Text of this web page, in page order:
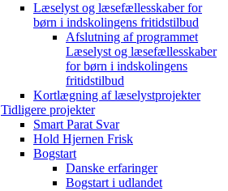
Læselyst og læsefællesskaber for
børn i indskolingens fritidstilbud
Afslutning af programmet
Læselyst og læsefællesskaber
for børn i indskolingens
fritidstilbud
Kortlægning af læselystprojekter
Tidligere projekter
Smart Parat Svar
Hold Hjernen Frisk
Bogstart
Danske erfaringer
Bogstart i udlandet